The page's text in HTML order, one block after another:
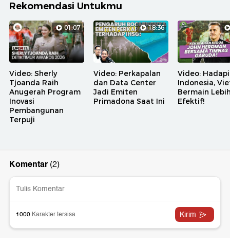
Rekomendasi Untukmu
01:07
Video: Sherly
Tjoanda Raih
Anugerah Program
Inovasi
Pembangunan
Terpuji
18:36
Video: Perkapalan
dan Data Center
Jadi Emiten
Primadona Saat Ini
Video: Hadapi
Indonesia,
Bermain
Efektif!